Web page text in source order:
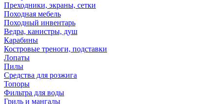
Преходники, экраны, сетки
Походная мебель
Походный инвентарь
Ведра, канистры, душ
Карабины
Костровые треноги, подставки
Лопаты
Пилы
Средства для розжига
Топоры
Фильтра для воды
Гриль и мангалы